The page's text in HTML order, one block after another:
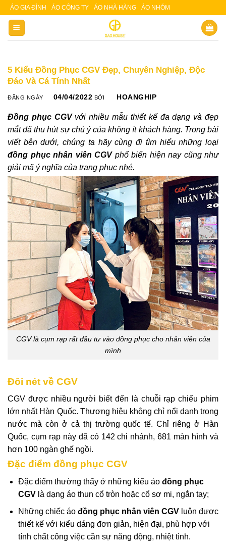
Skip
content
ÁO GIA ĐÌNH ÁO CÔNG TY ÁO NHÀ HÀNG ÁO NHÓM
5 Kiểu Đồng Phục CGV Đẹp, Chuyên Nghiệp, Độc
Đáo Và Cá Tính Nhất
ĐĂNG NGÀY 04/04/2022 BỞI HOANGHIP
Đồng phục CGV với nhiều mẫu thiết kế đa dạng và đẹp
mắt đã thu hút sự chú ý của không ít khách hàng. Trong bài
viết bên dưới, chúng ta hãy cùng đi tìm hiểu những loại
đồng phục nhân viên CGVphổ biến hiện nay cũng như
giải mã ý nghĩa của trang phục nhé.
CGV là cụm rạp rất đầu tư vào đồng phục cho nhân viên của
mình
Đôi nét về CGV
CGV được nhiều người biết đến là chuỗi rạp chiếu phim
lớn nhất Hàn Quốc. Thương hiệu không chỉ nổi danh trong
nước mà còn ở cả thị trường quốc tế. Chỉ riêng ở Hàn
Quốc, cụm rạp này đã có 142 chi nhánh, 681 màn hình và
hơn 100 ngàn ghế ngồi.
Đặc điểm đồng phục CGV
Đặc điểm thường thấy ở những kiểu áo đồng phục
CGVlà dạng áo thun cổ tròn hoặc cổ sơ mi, ngắn tay;
Những chiếc áo đồng phục nhân viên CGVluôn được
thiết kế với kiểu dáng đơn giản, hiện đại, phù hợp với
tính chất công việc cần sự năng động, nhiệt tình.